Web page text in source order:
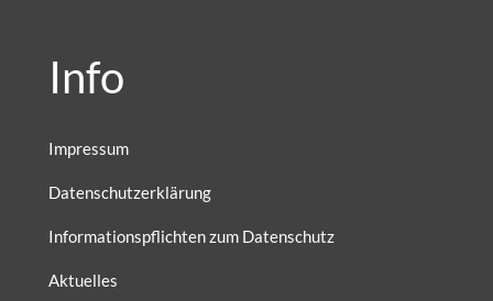
Info
Impressum
Datenschutzerklärung
Informationspflichten zum Datenschutz
Aktuelles